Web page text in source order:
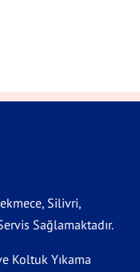
Silivri,
Sağlamaktadır.
Koltuk Yıkama